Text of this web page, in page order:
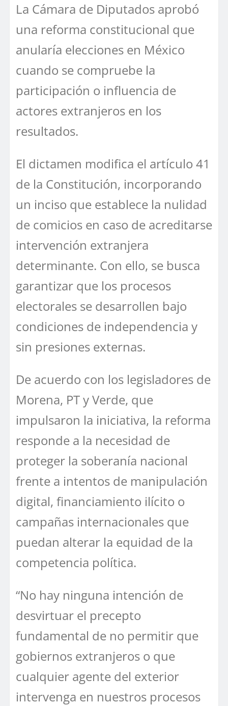
La Cámara de Diputados aprobó
una reforma constitucional que
anularía elecciones en México
cuando se compruebe la
participación o influencia de
actores extranjeros en los
resultados.
El dictamen modifica el artículo 41
de la Constitución, incorporando
un inciso que establece la nulidad
de comicios en caso de acreditarse
intervención extranjera
determinante. Con ello, se busca
garantizar que los procesos
electorales se desarrollen bajo
condiciones de independencia y
sin presiones externas.
De acuerdo con los legisladores de
Morena, PT y Verde, que
impulsaron la iniciativa, la reforma
responde a la necesidad de
proteger la soberanía nacional
frente a intentos de manipulación
digital, financiamiento ilícito o
campañas internacionales que
puedan alterar la equidad de la
competencia política.
“No hay ninguna intención de
desvirtuar el precepto
fundamental de no permitir que
gobiernos extranjeros o que
cualquier agente del exterior
intervenga en nuestros procesos